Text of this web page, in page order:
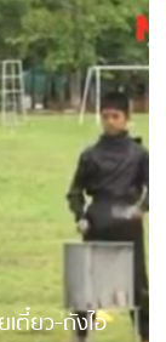
ตี๋ยว-ถังไอ